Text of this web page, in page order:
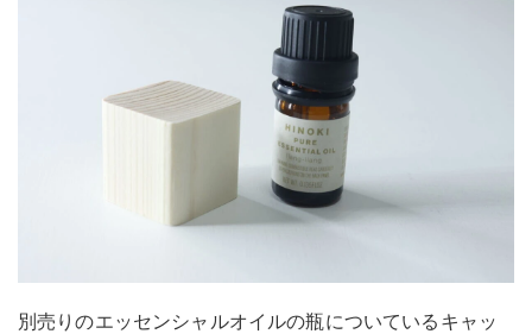
別売りのエッセンシャルオイルの瓶についているキャッ